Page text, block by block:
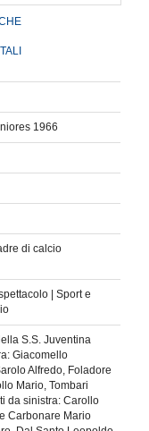
1966
di calcio
| Sport e
S.S. Juventina
Giacomello
Alfredo, Foladore
Mario, Tombari
da sinistra: Carollo
Carbonare Mario